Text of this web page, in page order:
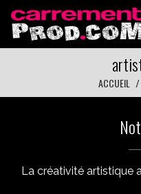
ACCUEIL
La créativité artistique